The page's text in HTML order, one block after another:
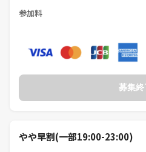
参加料
募集終
やや早割(一部19:00-23:00)